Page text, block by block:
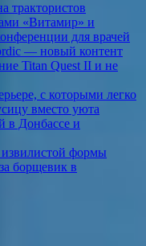
трактористов
«Витамир» и
для врачей
— новый контент
Titan Quest II и не
с которыми легко
вместо уюта
в Донбассе и
формы
борщевик в